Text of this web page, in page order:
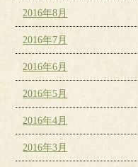
2016年8月
2016年7月
2016年6月
2016年5月
2016年4月
2016年3月